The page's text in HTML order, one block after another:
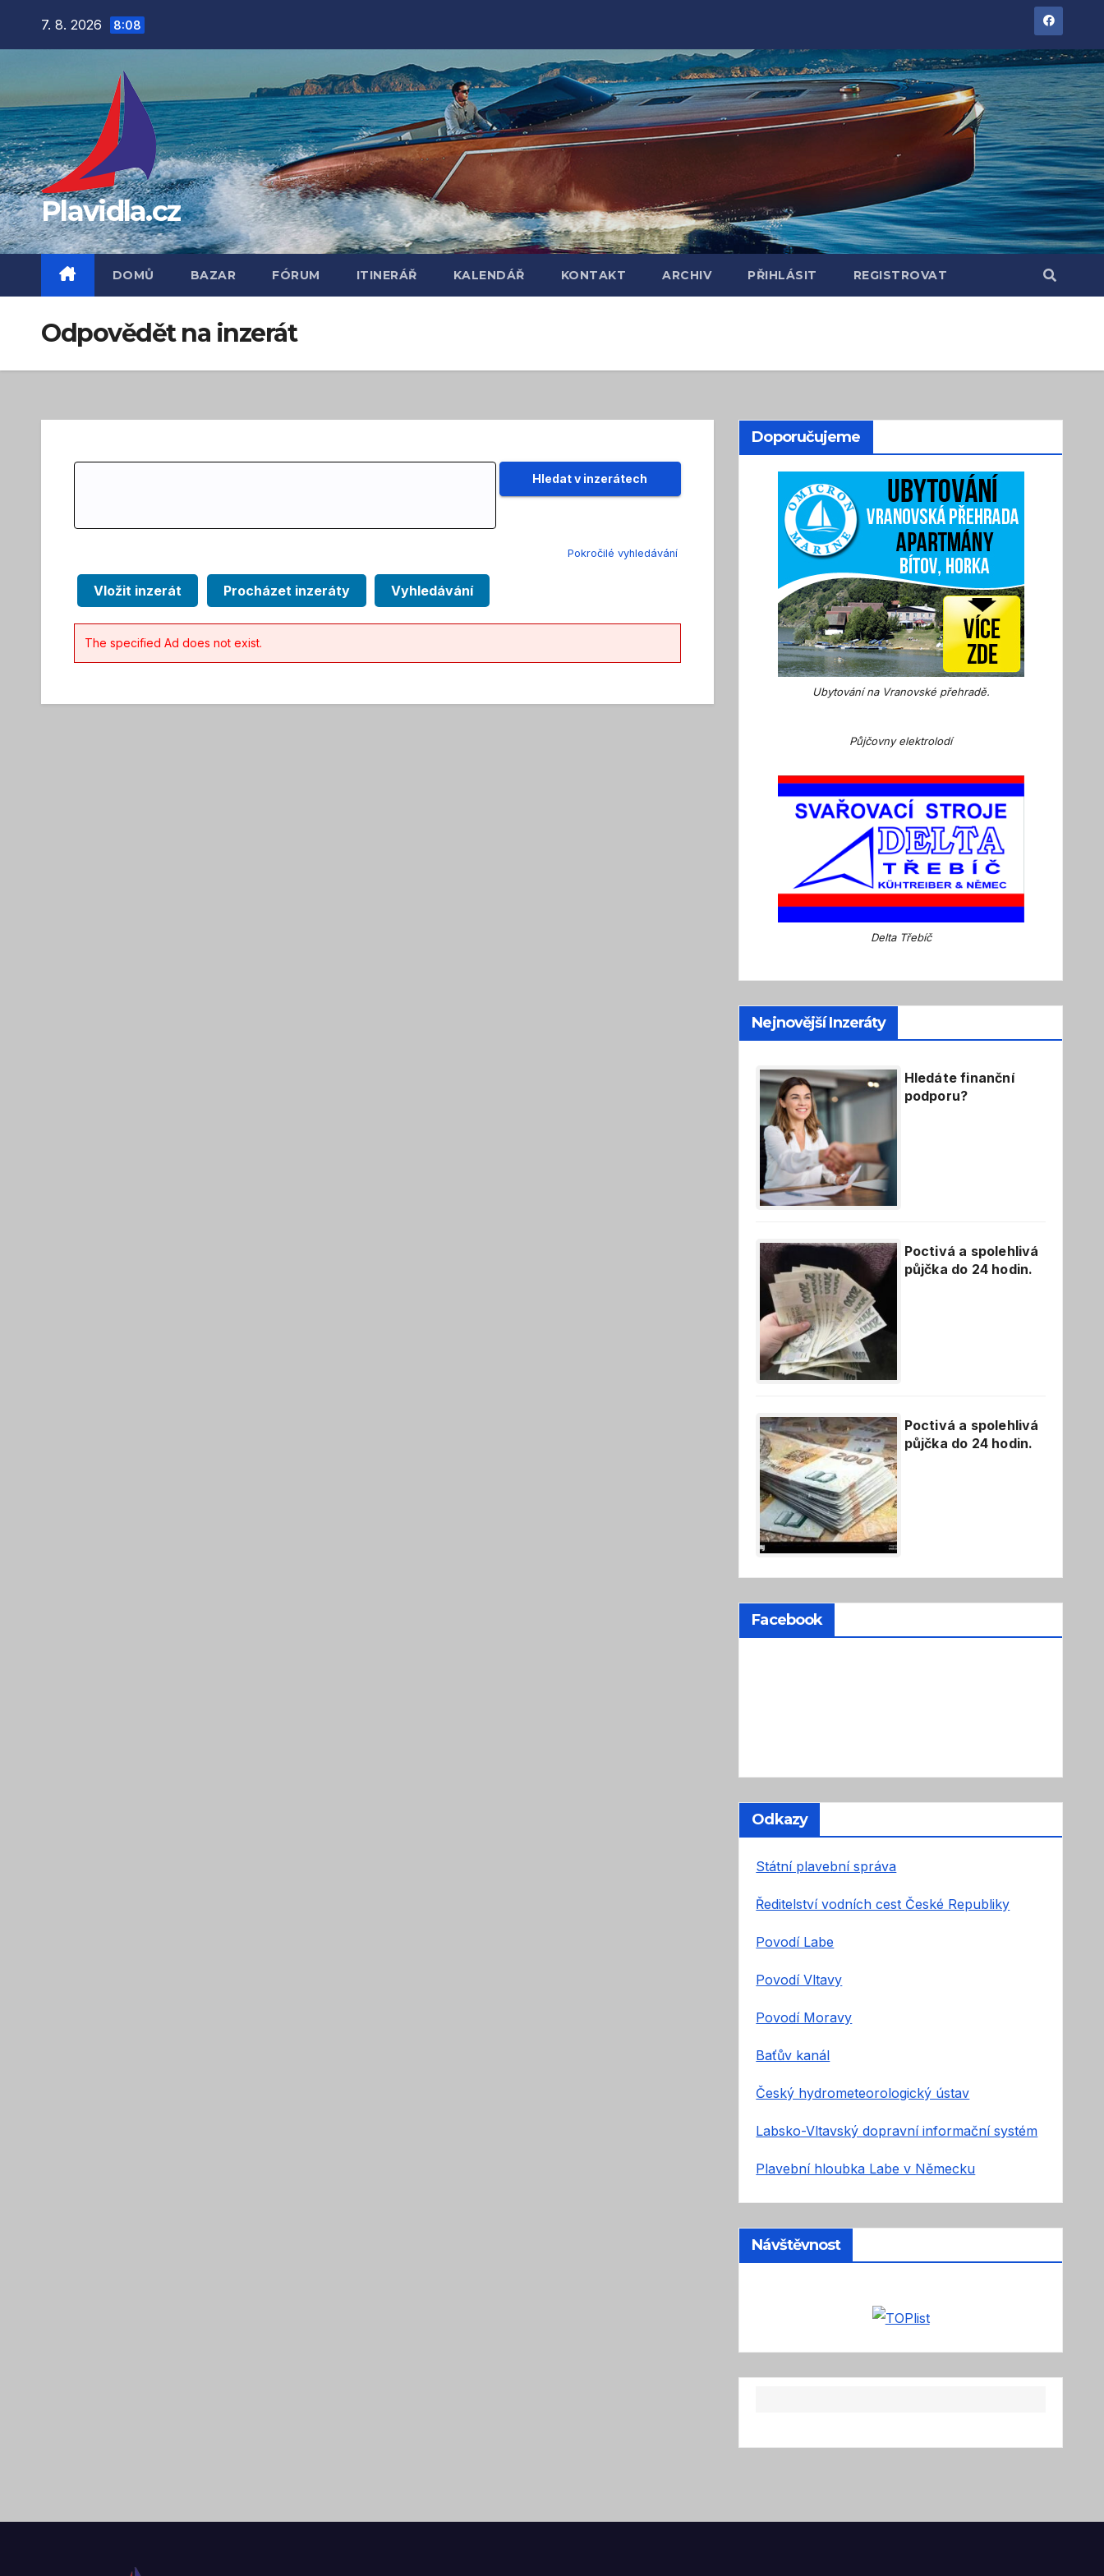
7. 8. 2026 8:08
Plavidla.cz
DOMŮ BAZAR FÓRUM ITINERÁŘ KALENDÁŘ KONTAKT ARCHIV PŘIHLÁSIT REGISTROVAT
Odpovědět na inzerát
Pokročilé vyhledávání
Vložit inzerát Procházet inzeráty Vyhledávání
The specified Ad does not exist.
Doporučujeme
Ubytování na Vranovské přehradě.
Půjčovny elektrolodí
Delta Třebíč
Nejnovější Inzeráty
Hledáte finanční
podporu?
Poctivá a spolehlivá
půjčka do 24 hodin.
Poctivá a spolehlivá
půjčka do 24 hodin.
Facebook
Odkazy
Státní plavební správa
Ředitelství vodních cest České Republiky
Povodí Labe
Povodí Vltavy
Povodí Moravy
Baťův kanál
Český hydrometeorologický ústav
Labsko-Vltavský dopravní informační systém
Plavební hloubka Labe v Německu
Návštěvnost